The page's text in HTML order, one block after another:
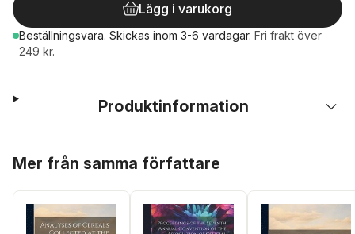
Lägg i varukorg
Beställningsvara. Skickas inom 3-6 vardagar. Fri frakt över
249 kr.
Produktinformation
Mer från samma författare